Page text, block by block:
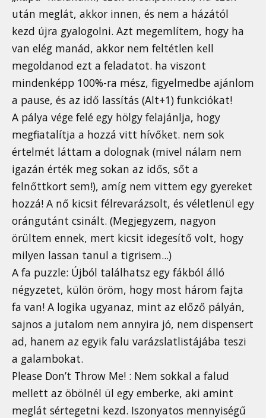
után meglát, akkor innen, és nem a házától
kezd újra gyalogolni. Azt megemlítem, hogy ha
van elég manád, akkor nem feltétlen kell
megoldanod ezt a feladatot. ha viszont
mindenképp 100%-ra mész, figyelmedbe ajánlom
a pause, és az idő lassítás (Alt+1) funkciókat!
A pálya vége felé egy hölgy felajánlja, hogy
megfiatalítja a hozzá vitt hívőket. nem sok
értelmét láttam a dolognak (mivel nálam nem
igazán érték meg sokan az idős, sőt a
felnőttkort sem!), amíg nem vittem egy gyereket
hozzá! A nő kicsit félrevarázsolt, és véletlenül egy
orángutánt csinált. (Megjegyzem, nagyon
örültem ennek, mert kicsit idegesítő volt, hogy
milyen lassan tanul a tigrisem...)
A fa puzzle: Újból találhatsz egy fákból álló
négyzetet, külön öröm, hogy most három fajta
fa van! A logika ugyanaz, mint az előző pályán,
sajnos a jutalom nem annyira jó, nem dispensert
ad, hanem az egyik falu varázslatlistájába teszi
a galambokat.
Please Don’t Throw Me! : Nem sokkal a falud
mellett az öbölnél ül egy emberke, aki amint
meglát sértegetni kezd. Iszonyatos mennyiségű